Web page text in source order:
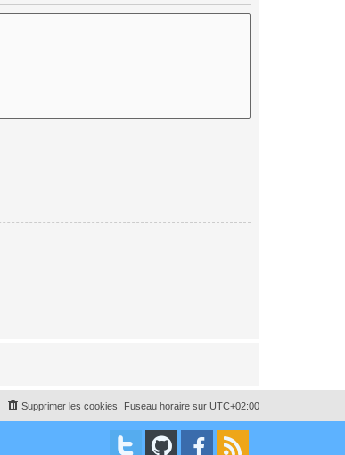
Fuseau horaire sur UTC+02:00
Supprimer les cookies